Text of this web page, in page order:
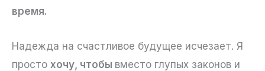
время.
Надежда на счастливое будущее исчезает. Я
просто хочу, чтобы вместо глупых законов и